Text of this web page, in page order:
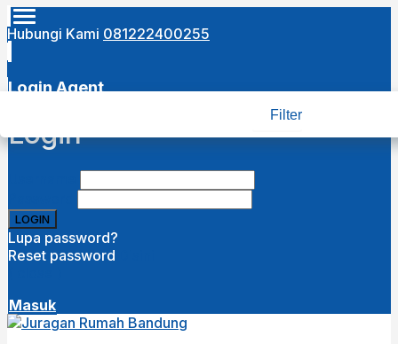
Hubungi Kami 081222400255
Login Agent
Login
Lupa password?
Reset password
Masuk
Filter